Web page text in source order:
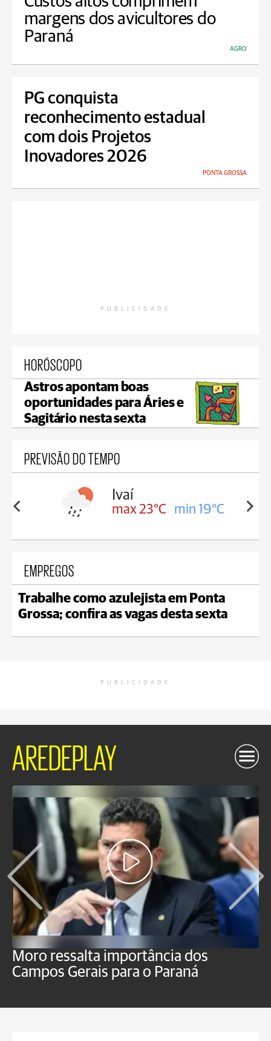
margens dos avicultores do
Paraná
AGRO
PG conquista
reconhecimento estadual
com dois Projetos
Inovadores 2026
PONTA GROSSA
PUBLICIDADE
HORÓSCOPO
Astros apontam boas
oportunidades para Áries e
Sagitário nesta sexta
PREVISÃO DO TEMPO
17°C
Ivaí
max 23°C min 19°C
EMPREGOS
Trabalhe como azulejista em Ponta
Grossa; confira as vagas desta sexta
PUBLICIDADE
AREDEPLAY
Moro ressalta importância dos
Campos Gerais para o Paraná